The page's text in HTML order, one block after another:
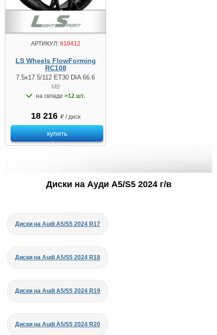
АРТИКУЛ:610412
LS Wheels FlowForming
RC108
7.5x17 5/112 ET30 DIA 66.6
MB
на складе >12 шт.
18 216 ₽ / диск
купить
Диски на Ауди A5/S5 2024 г/в
Диски на Audi A5/S5 2024 R17
Диски на Audi A5/S5 2024 R18
Диски на Audi A5/S5 2024 R19
Диски на Audi A5/S5 2024 R20